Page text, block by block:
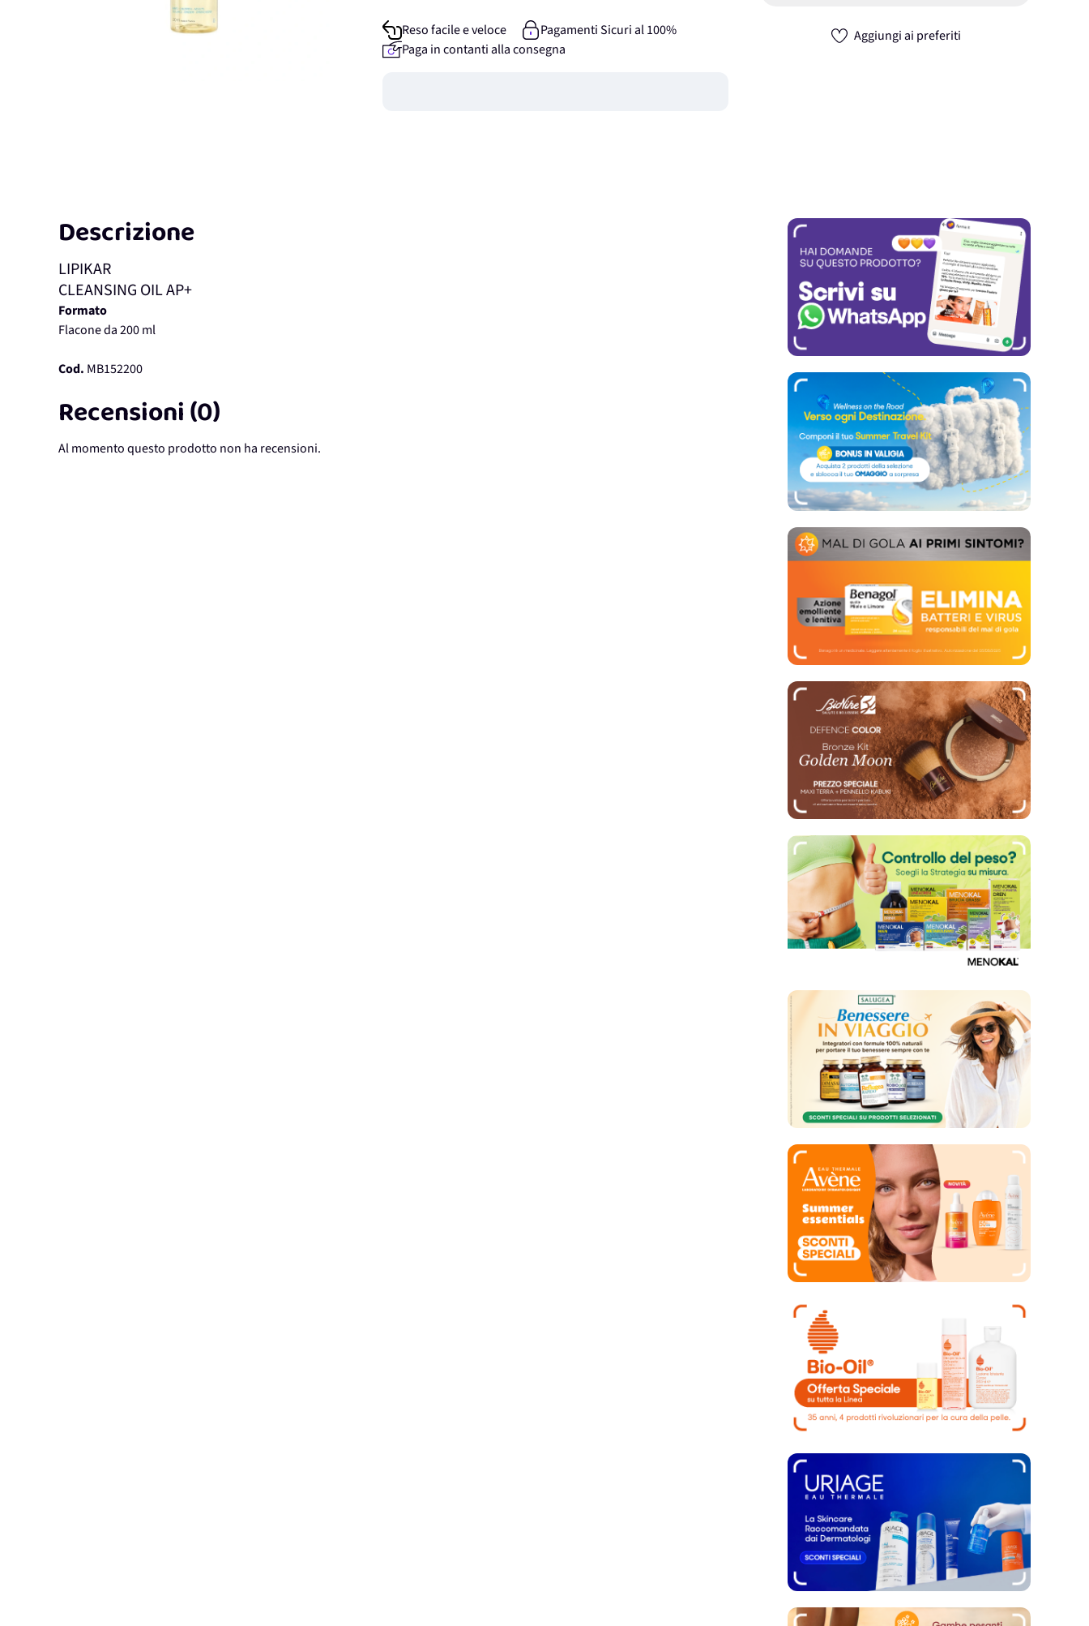
Aggiungi ai preferiti
Reso facile e veloce
Pagamenti Sicuri al 100%
Paga in contanti alla consegna
Descrizione
LIPIKAR
CLEANSING OIL AP+
Formato
Flacone da 200 ml
Cod. MB152200
Recensioni (0)
Al momento questo prodotto non ha recensioni.